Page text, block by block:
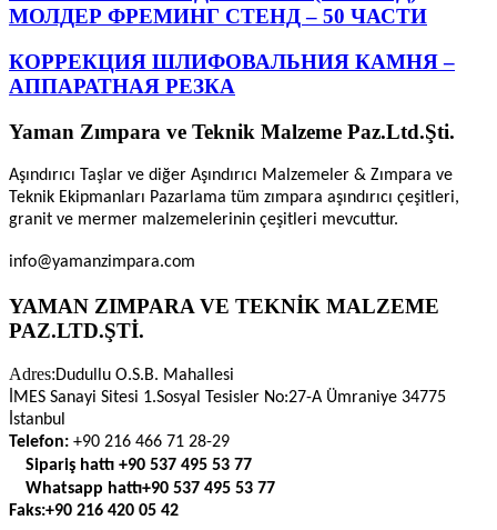
МОЛДЕР ФРЕМИНГ СТЕНД – 50 ЧАСТИ
КОРРЕКЦИЯ ШЛИФОВАЛЬНИЯ КАМНЯ –
АППАРАТНАЯ РЕЗКА
Yaman Zımpara ve Teknik Malzeme Paz.Ltd.Şti.
Aşındırıcı Taşlar ve diğer Aşındırıcı Malzemeler & Zımpara ve
Teknik Ekipmanları Pazarlama tüm zımpara aşındırıcı çeşitleri,
granit ve mermer malzemelerinin çeşitleri mevcuttur.
info@yamanzimpara.com
YAMAN ZIMPARA VE TEKNİK MALZEME
PAZ.LTD.ŞTİ.
Adres:Dudullu O.S.B. Mahallesi
İMES Sanayi Sitesi 1.Sosyal Tesisler No:27-A Ümraniye 34775
İstanbul
Telefon: +90 216 466 71 28-29
Sipariş hattı +90 537 495 53 77
Whatsapp hattı+90 537 495 53 77
Faks:+90 216 420 05 42